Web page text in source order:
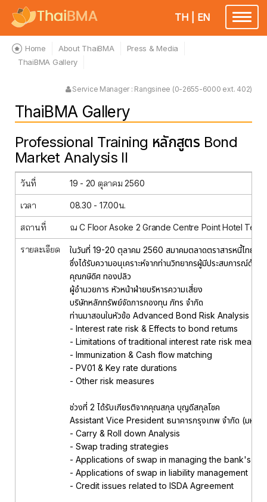
Toggle
TH EN
Home About ThaiBMA
Press & Media
ThaiBMA Gallery
Service Manager : Rangsinee (0-2655-6000 ext. 402)
ThaiBMA Gallery
Professional Training หลักสูตร Bond
Market Analysis II
วันที่ 19 - 20 ตุลาคม 2560
เวลา 08.30 - 17.00น.
สถานที่ ณ C Floor Asoke 2 Grande Centre Point Hotel
รายละเอียด
ในวันที่ 19-20 ตุลาคม 2560 สมาคมตลาดตราสารหนี้ไทย
ซึ่งได้รับความอนุเคราะห์จากท่านวิทยากรผู้มีประสบการณ์ด้าน
คุณกษิดิศ ทองปลิว
ผู้อำนวยการ หัวหน้าฝ่ายบริหารความเสี่ยง
บริษัทหลักทรัพย์จัดการกองทุน ภัทร จำกัด
ท่านมาสอนในหัวข้อ Advanced Bond Risk Analysis
- Interest rate risk & Effects to bond retums
- Limitations of traditional interest rate risk
- Immunization & Cash flow matching
- PV01 & Key rate durations
- Other risk measures
ช่วงที่ 2 ได้รับเกียรติจากคุณสกุล บุญดีสกุลโชค
Assistant Vice President ธนาคารกรุงเทพ จำกัด (มหา
- Carry & Roll down Analysis
- Swap trading strategies
- Applications of swap in managing the bank's
- Applications of swap in liability management
- Credit issues related to ISDA Agreement